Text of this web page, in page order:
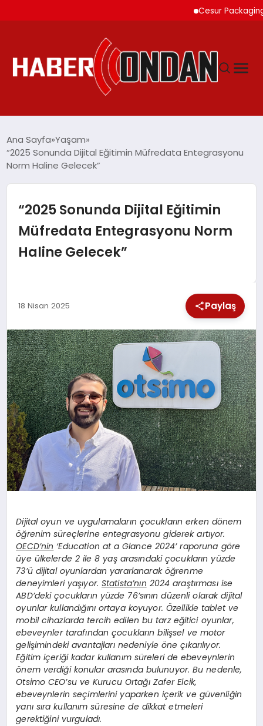
Cesur Packaging,
SIYASET
DÜNYA
EKONOMI
TEKNOLOJI
YAŞAM
Ana Sayfa Yaşam
“2025 Sonunda Dijital Eğitimin Müfredata Entegrasyonu
Norm Haline Gelecek”
“2025 Sonunda Dijital Eğitimin
Müfredata Entegrasyonu Norm
Haline Gelecek”
18 Nisan 2025 Paylaş
Dijital oyun ve uygulamaların çocukların erken dönem
öğrenim süreçlerine entegrasyonu giderek artıyor.
OECD’nin ‘Education at a Glance 2024’ raporuna göre
üye ülkelerde 2 ile 8 yaş arasındaki çocukların yüzde
73’ü dijital oyunlardan yararlanarak öğrenme
deneyimleri yaşıyor. Statista’nın 2024 araştırması ise
ABD’deki çocukların yüzde 76’sının düzenli olarak dijital
oyunlar kullandığını ortaya koyuyor. Özellikle tablet ve
mobil cihazlarda tercih edilen bu tarz eğitici oyunlar,
ebeveynler tarafından çocukların bilişsel ve motor
gelişimindeki avantajları nedeniyle öne çıkarılıyor.
Eğitim içeriği kadar kullanım süreleri de ebeveynlerin
önem verdiği konular arasında bulunuyor. Bu nedenle,
Otsimo CEO’su ve Kurucu Ortağı Zafer Elcik,
ebeveynlerin seçimlerini yaparken içerik ve güvenliğin
yanı sıra kullanım süresine de dikkat etmeleri
gerektiğini vurguladı.